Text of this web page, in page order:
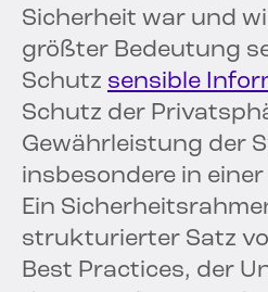
Sicherheit war und
größter Bedeutung
Schutz sensible
Schutz der
Gewährleistung der
insbesondere in
Ein
strukturierter Satz
Best Practices, der